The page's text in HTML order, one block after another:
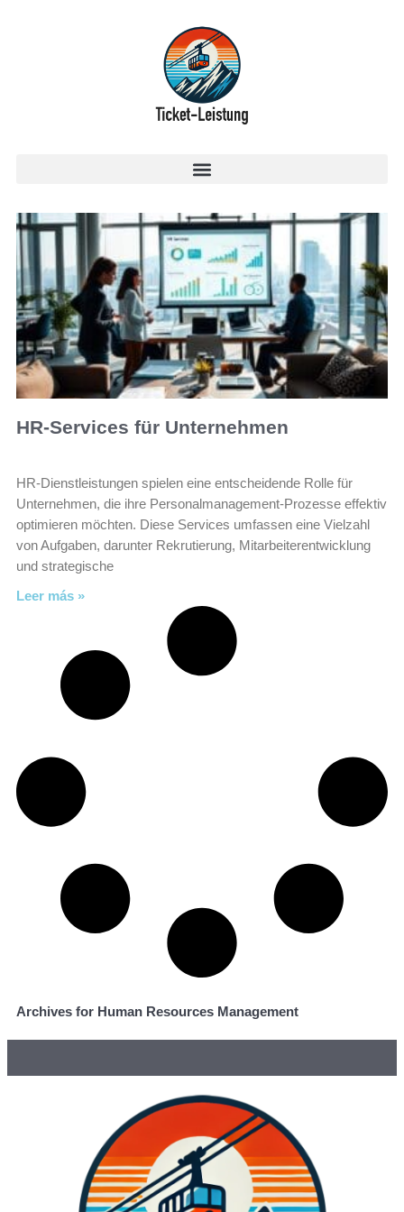
HR-Services für Unternehmen
HR-Dienstleistungen spielen eine entscheidende Rolle für
Unternehmen, die ihre Personalmanagement-Prozesse effektiv
optimieren möchten. Diese Services umfassen eine Vielzahl
von Aufgaben, darunter Rekrutierung, Mitarbeiterentwicklung
und strategische
Leer más »
Archives for Human Resources Management